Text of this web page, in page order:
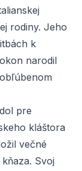
rodiny. Jeho
k
narodil
pre
kláštora
večné
Svoj